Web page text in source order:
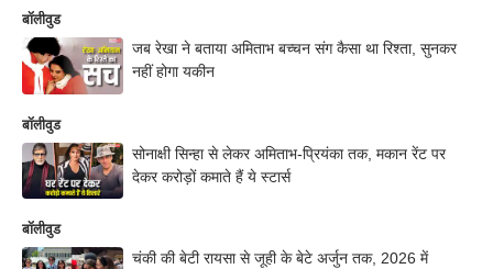
बॉलीवुड
जब रेखा ने बताया अमिताभ बच्चन संग कैसा था रिश्ता, सुनकर
नहीं होगा यकीन
बॉलीवुड
सोनाक्षी सिन्हा से लेकर अमिताभ-प्रियंका तक, मकान रेंट पर
देकर करोड़ों कमाते हैं ये स्टार्स
बॉलीवुड
चंकी की बेटी रायसा से जूही के बेटे अर्जुन तक, 2026 में